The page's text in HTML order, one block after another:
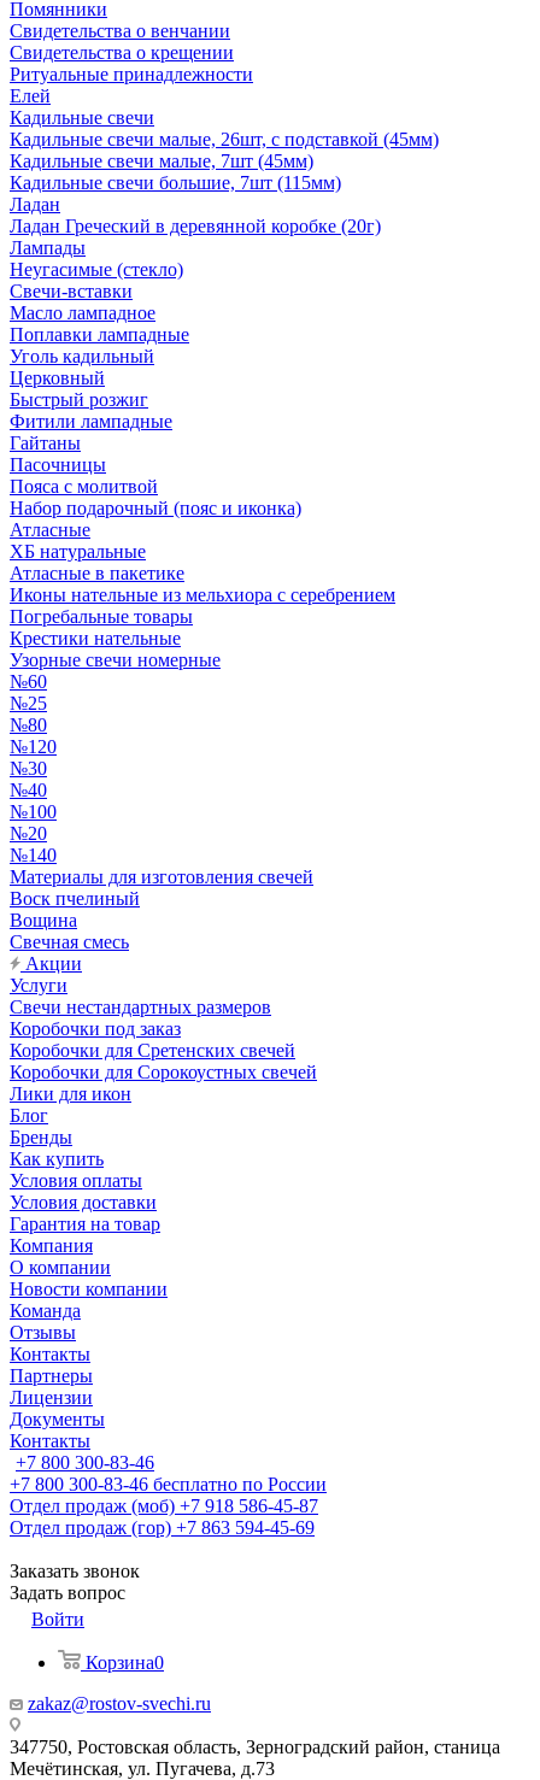
Помянники
Свидетельства о венчании
Свидетельства о крещении
Ритуальные принадлежности
Елей
Кадильные свечи
Кадильные свечи малые, 26шт, с подставкой (45мм)
Кадильные свечи малые, 7шт (45мм)
Кадильные свечи большие, 7шт (115мм)
Ладан
Ладан Греческий в деревянной коробке (20г)
Лампады
Неугасимые (стекло)
Свечи-вставки
Масло лампадное
Поплавки лампадные
Уголь кадильный
Церковный
Быстрый розжиг
Фитили лампадные
Гайтаны
Пасочницы
Пояса с молитвой
Набор подарочный (пояс и иконка)
Атласные
ХБ натуральные
Атласные в пакетике
Иконы нательные из мельхиора с серебрением
Погребальные товары
Крестики нательные
Узорные свечи номерные
№60
№25
№80
№120
№30
№40
№100
№20
№140
Материалы для изготовления свечей
Воск пчелиный
Вощина
Свечная смесь
Акции
Услуги
Свечи нестандартных размеров
Коробочки под заказ
Коробочки для Сретенских свечей
Коробочки для Сорокоустных свечей
Лики для икон
Блог
Бренды
Как купить
Условия оплаты
Условия доставки
Гарантия на товар
Компания
О компании
Новости компании
Команда
Отзывы
Контакты
Партнеры
Лицензии
Документы
Контакты
+7 800 300-83-46
+7 800 300-83-46 бесплатно по России
Отдел продаж (моб) +7 918 586-45-87
Отдел продаж (гор) +7 863 594-45-69
Заказать звонок
Задать вопрос
Войти
Корзина0
zakaz@rostov-svechi.ru
347750, Ростовская область, Зерноградский район, станица
Мечётинская, ул. Пугачева, д.73